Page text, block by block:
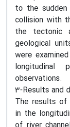
to the
collision with
the tectonic
geological
were
observations.
3-Results and
The results of
in the